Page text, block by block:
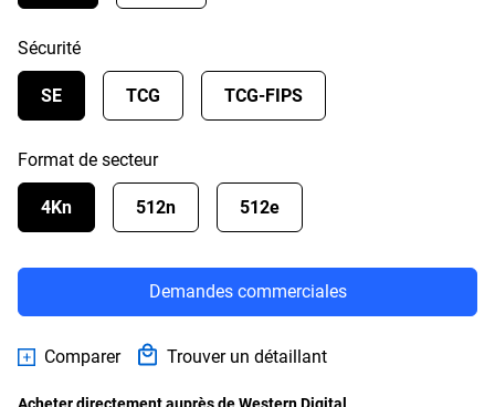
Sécurité
SE TCG TCG-FIPS
Format de secteur
4Kn 512n 512e
Demandes commerciales
Comparer Trouver un détaillant